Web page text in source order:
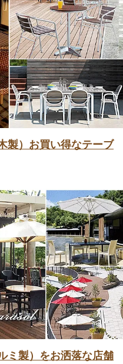
製）お買い得なテーブ
ミ製）をお洒落な店舗